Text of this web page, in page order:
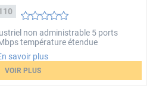
non administrable 5 ports
température étendue
savoir plus
VOIR PLUS